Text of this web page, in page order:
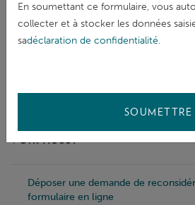
PARTAGER
VOIR AUSSI
Déposer une demande de
formulaire en ligne
En soumettant ce formulaire, vous
collecter et à stocker les données
sadéclaration de confidentialité.
SOUMETTRE